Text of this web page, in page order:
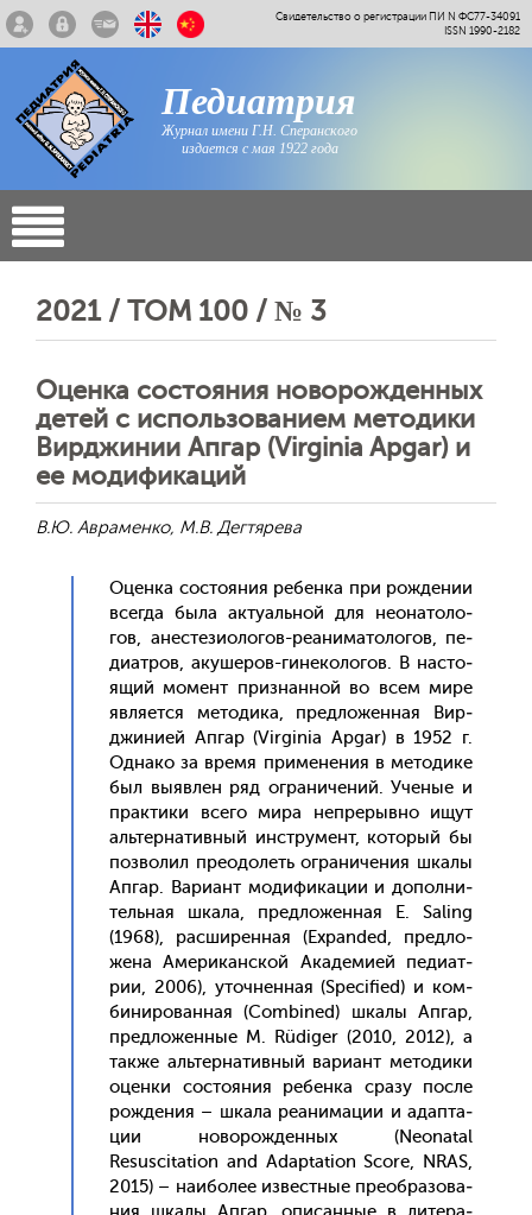
Свидетельство о регистрации ПИ N ФС77-34091
ISSN 1990-2182
Педиатрия
Журнал имени Г.Н. Сперанского
издается с мая 1922 года
2021 / ТОМ 100 / № 3
Оценка состояния новорожденных
детей с использованием методики
Вирджинии Апгар (Virginia Apgar) и
ее модификаций
В.Ю. Авраменко, М.В. Дегтярева
Оцен­ка сос­то­яния ре­бен­ка при рож­де­нии
всег­да бы­ла ак­ту­аль­ной для не­она­толо­
гов, анес­те­зи­оло­гов-ре­ани­мато­логов, пе­
ди­ат­ров, аку­шеров-ги­неко­логов. В нас­то­
ящий мо­мент приз­нанной во всем ми­ре
яв­ля­ет­ся ме­тоди­ка, пред­ло­жен­ная Вир­
джи­ни­ей Ап­гар (Virginia Apgar) в 1952 г.
Од­на­ко за вре­мя при­мене­ния в ме­тоди­ке
был вы­яв­лен ряд ог­ра­ниче­ний. Уче­ные и
прак­ти­ки все­го ми­ра неп­ре­рыв­но ищут
аль­тер­на­тив­ный инс­тру­мент, ко­торый бы
поз­во­лил пре­одо­леть ог­ра­ниче­ния шка­лы
Ап­гар. Ва­ри­ант мо­дифи­кации и до­пол­ни­
тель­ная шка­ла, пред­ло­жен­ная E. Saling
(1968), рас­ши­рен­ная (Expanded, пред­ло­
жена Аме­рикан­ской Ака­деми­ей пе­ди­ат­
рии, 2006), уточ­ненная (Specified) и ком­
би­ниро­ван­ная (Combined) шка­лы Ап­гар,
пред­ло­жен­ные M. Rüdiger (2010, 2012), а
так­же аль­тер­на­тив­ный ва­ри­ант ме­тоди­ки
оцен­ки сос­то­яния ре­бен­ка сра­зу пос­ле
рож­де­ния – шка­ла ре­ани­мации и адап­та­
ции но­ворож­денных (Neonatal
Resuscitation and Adaptation Score, NRAS,
2015) – на­ибо­лее из­вес­тные пре­об­ра­зова­